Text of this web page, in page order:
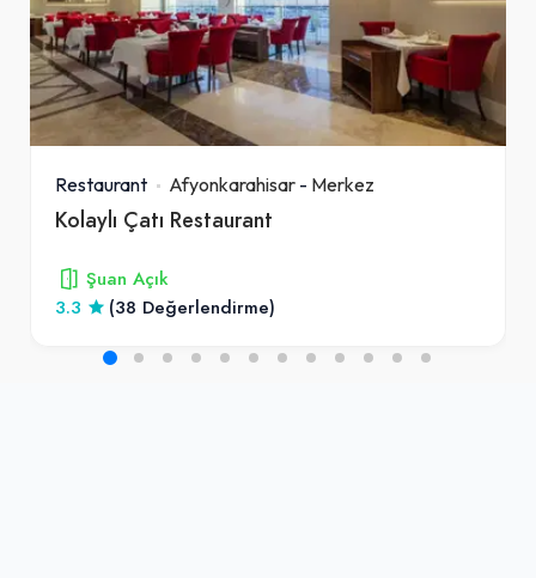
Restaurant Afyonkarahisar - Merkez
Kolaylı Çatı Restaurant
Şuan Açık
3.3
(38 Değerlendirme)